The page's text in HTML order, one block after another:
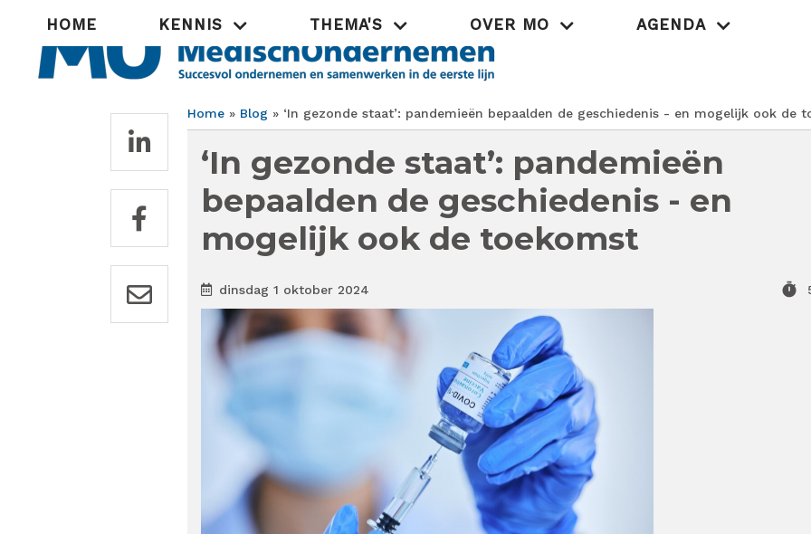
Hoofdnavigatie
HOME KENNIS THEMA'S OVER MO AGENDA
Kruimelpad
Home Blog ‘In gezonde staat’: pandemieën bepaalden de geschiedenis - en mogelijk ook de
‘In gezonde staat’: pandemieën
bepaalden de geschiedenis - en
mogelijk ook de toekomst
dinsdag 1 oktober 2024 timer